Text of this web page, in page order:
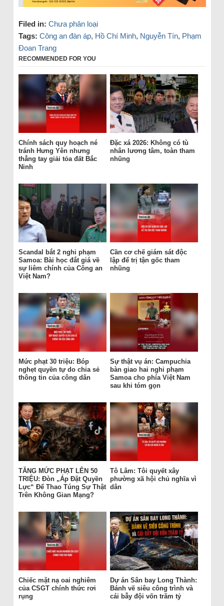
Filed in: Chưa phân loại
Tags: Công an đàn áp, Hồ Chí Minh, Nguyễn Tín, Phạm
Đoan Trang
RECOMMENDED FOR YOU
Chính sách quy hoạch né
tránh Hưng Yên nhưng
thẳng tay giải tỏa đất Bắc
Ninh
Đặc xá 2026: Không có tù
nhân lương tâm, toàn tham
nhũng
Scandal bắt 2 nghi phạm
Samoa: Bài học đắt giá về
sự liêm chính của Công an
Việt Nam?
Cần cơ chế giám sát độc
lập để trị tận gốc tham
nhũng
Mức phạt 30 triệu: Bóp
nghẹt quyền tự do chia sẻ
thông tin của công dân
Sự thật vụ án: Campuchia
bàn giao hai nghi phạm
Samoa cho phía Việt Nam
sau khi tóm gọn
TĂNG MỨC PHẠT LÊN 50
TRIỆU: Đòn „Áp Đặt Quyền
Lực“ Để Thao Túng Sự Thật
Trên Không Gian Mạng?
Tô Lâm: Tôi quyết xây
phường xã hội chủ nghĩa vì
dân
Chiếc mặt nạ oai nghiêm
của CSGT chính thức rơi
rụng
Dự án Sân bay Long Thành:
Bánh vẽ siêu công trình và
cái bẫy đội vốn trăm tỷ